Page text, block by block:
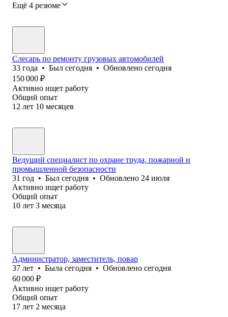
Ещё 4 резюме
Слесарь по ремонту грузовых автомобилей
33 года • Был сегодня • Обновлено сегодня
150 000 ₽
Активно ищет работу
Общий опыт
12 лет 10 месяцев
Ведущий специалист по охране труда, пожарной и
промышленной безопасности
31 год • Был сегодня • Обновлено 24 июля
Активно ищет работу
Общий опыт
10 лет 3 месяца
Администратор, заместитель, повар
37 лет • Была сегодня • Обновлено сегодня
60 000 ₽
Активно ищет работу
Общий опыт
17 лет 2 месяца